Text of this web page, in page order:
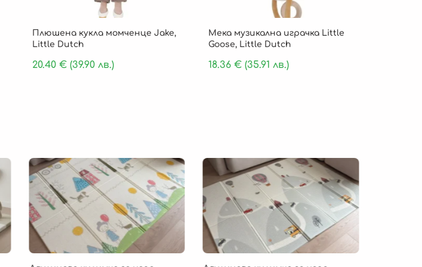
Плюшена кукла момченце Jake,
Little Dutch
20.40€ (39.90 лв.)
Мека музикална играчка Little
Goose, Little Dutch
18.36€ (35.91 лв.)